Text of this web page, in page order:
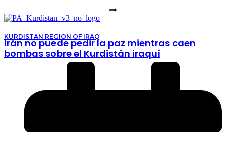
KURDISTAN REGION OF IRAQ
Irán no puede pedir la paz mientras caen
bombas sobre el Kurdistán iraquí